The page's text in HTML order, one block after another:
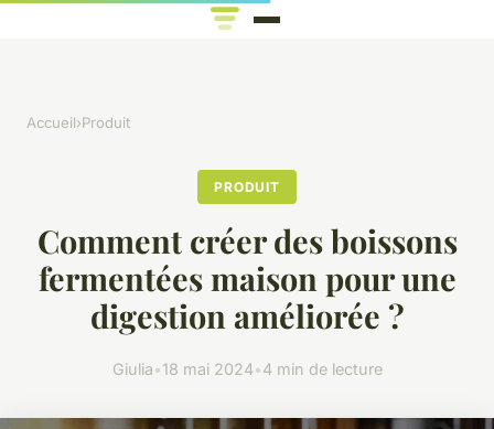
Accueil›Produit
PRODUIT
Comment créer des boissons
fermentées maison pour une
digestion améliorée ?
Giulia•18 mai 2024•4 min de lecture